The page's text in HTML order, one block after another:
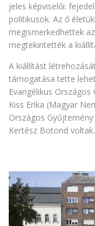
jeles képviselői:
politikusok. Az ő
megismerkedhettek
megtekintették a
A kiállítást
támogatása tette
Evangélikus
Kiss Erika (Magyar
Országos
Kertész Botond voltak.